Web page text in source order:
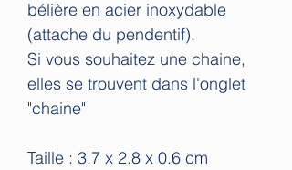
bélière en acier inoxydable
(attache du pendentif).
Si vous souhaitez une chaine,
elles se trouvent dans l'onglet
"chaine"
Taille : 3.7 x 2.8 x 0.6 cm